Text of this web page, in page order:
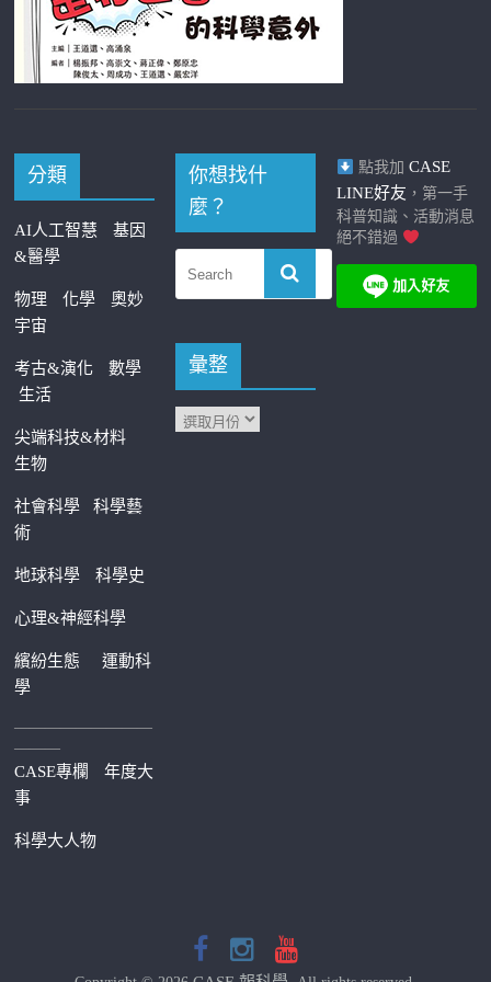
分類
AI人工智慧
基因
&醫學
物理 化學
奧妙
宇宙
考古&演化
數學
生活
尖端科技&材料
生物
社會科學科學藝
術
地球科學 科學史
心理&神經科學
繽紛生態運動科
學
—————————
———
CASE專欄
年度大
事
科學大人物
你想找什
麼？
彙整
點我加 CASE
LINE好友 ，第一手
科普知識、活動消息
絕不錯過